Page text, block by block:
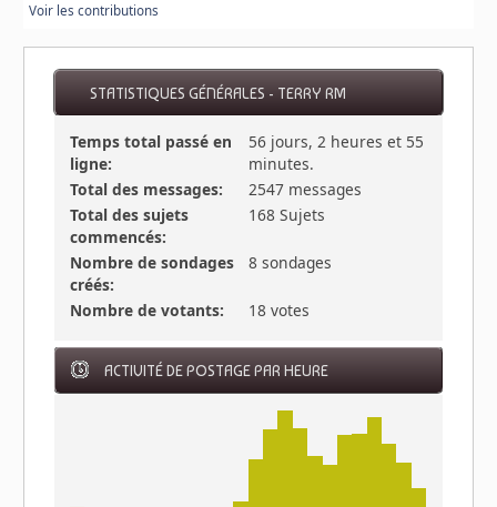
Voir les contributions
STATISTIQUES GÉNÉRALES - TERRY RM
Temps total passé en
ligne:
56 jours, 2 heures et 55
minutes.
Total des messages:
2547 messages
Total des sujets
commencés:
168 Sujets
Nombre de sondages
créés:
8 sondages
Nombre de votants: 18 votes
ACTIVITÉ DE POSTAGE PAR HEURE